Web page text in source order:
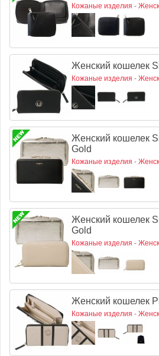
Кожаные изделия -
Женский кошелек
Кожаные изделия -
Женский кошелек
Gold
Кожаные изделия -
Женский кошелек
Gold
Кожаные изделия -
Женский кошелек
Кожаные изделия -